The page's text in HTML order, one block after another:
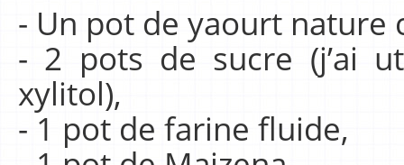
- Un pot de yaourt nature
- 2 pots de sucre (j’ai
xylitol),
- 1 pot de farine fluide,